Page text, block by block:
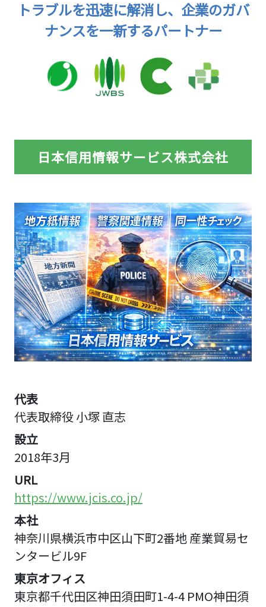
トラブルを迅速に解消し、企業のガバ
ナンスを一新するパートナー
日本信用情報サービス株式会社
代表
代表取締役 小塚 直志
設立
2018年3月
URL
https://www.jcis.co.jp/
本社
神奈川県横浜市中区山下町2番地 産業貿易セ
ンタービル9F
東京オフィス
東京都千代田区神田須田町1-4-4 PMO神田須